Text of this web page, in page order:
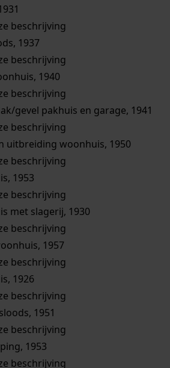
beschrijving
1937
beschrijving
1940
beschrijving
gevel pakhuis en garage, 1941
beschrijving
uitbreiding woonhuis, 1950
beschrijving
1953
beschrijving
met slagerij, 1930
beschrijving
1957
beschrijving
1926
beschrijving
1951
beschrijving
1953
beschrijving